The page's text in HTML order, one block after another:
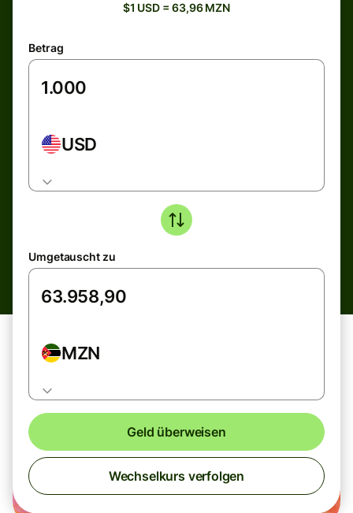
$1 USD = 63,96 MZN
Betrag
USD
Umgetauscht zu
MZN
Geld überweisen
Wechselkurs verfolgen